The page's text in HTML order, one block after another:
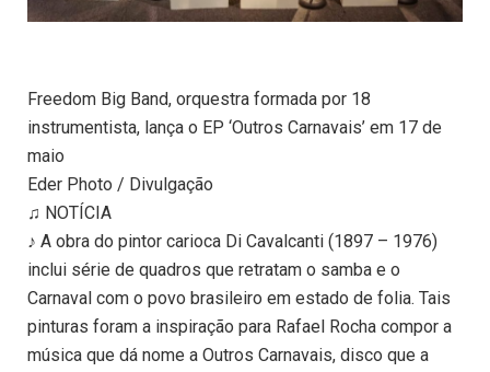
Freedom Big Band, orquestra formada por 18
instrumentista, lança o EP ‘Outros Carnavais’ em 17 de
maio
Eder Photo / Divulgação
♫ NOTÍCIA
♪ A obra do pintor carioca Di Cavalcanti (1897 – 1976)
inclui série de quadros que retratam o samba e o
Carnaval com o povo brasileiro em estado de folia. Tais
pinturas foram a inspiração para Rafael Rocha compor a
música que dá nome a Outros Carnavais, disco que a